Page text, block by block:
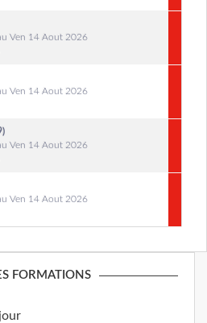
Ven 14 Aout 2026
Ven 14 Aout 2026
Ven 14 Aout 2026
Ven 14 Aout 2026
FORMATIONS